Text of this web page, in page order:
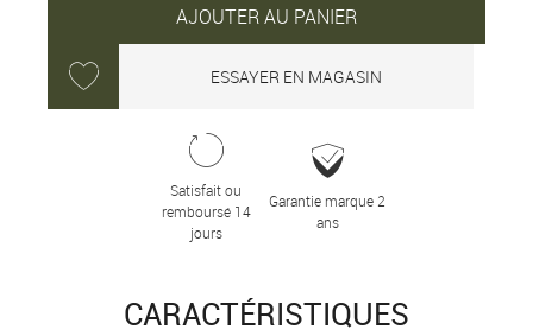
AJOUTER AU PANIER
ESSAYER EN MAGASIN
Satisfait ou
remboursé 14
jours
Garantie marque 2
ans
CARACTÉRISTIQUES